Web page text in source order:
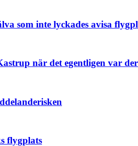
som inte lyckades avisa
när det egentligen var
flygplats